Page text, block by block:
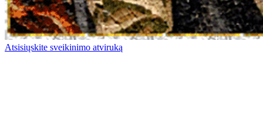
Atsisiųskite sveikinimo atviruką